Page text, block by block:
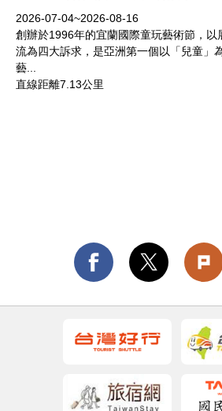
2026-07-04~2026-08-16
創辦於1996年的宜蘭國際童玩藝術節，以
流為四大訴求，是亞洲第一個以「兒童」
藝...
直線距離7.13公里